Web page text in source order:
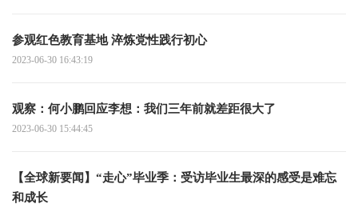
参观红色教育基地 淬炼党性践行初心
2023-06-30 16:43:19
观察：何小鹏回应李想：我们三年前就差距很大了
2023-06-30 15:44:45
【全球新要闻】“走心”毕业季：受访毕业生最深的感受是难忘
和成长